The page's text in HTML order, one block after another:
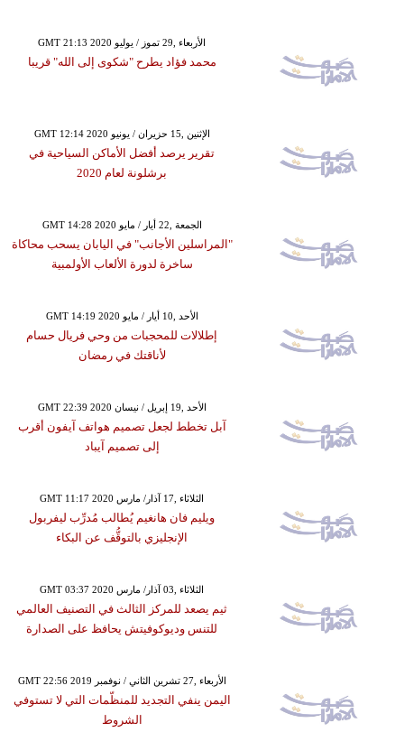
GMT 21:13 2020 الأربعاء ,29 تموز / يوليو
محمد فؤاد يطرح "شكوى إلى الله" قريبا
GMT 12:14 2020 الإثنين ,15 حزيران / يونيو
تقرير يرصد أفضل الأماكن السياحية في
برشلونة لعام 2020
GMT 14:28 2020 الجمعة ,22 أيار / مايو
"المراسلين الأجانب" في اليابان يسحب محاكاة
ساخرة لدورة الألعاب الأولمبية
GMT 14:19 2020 الأحد ,10 أيار / مايو
إطلالات للمحجبات من وحي فريال حسام
لأناقتك في رمضان
GMT 22:39 2020 الأحد ,19 إبريل / نيسان
آبل تخطط لجعل تصميم هواتف آيفون أقرب
إلى تصميم آيباد
GMT 11:17 2020 الثلاثاء ,17 آذار/ مارس
ويليم فان هانغيم يُطالب مُدرِّب ليفربول
الإنجليزي بالتوقُّف عن البكاء
GMT 03:37 2020 الثلاثاء ,03 آذار/ مارس
ثيم يصعد للمركز الثالث في التصنيف العالمي
للتنس وديوكوفيتش يحافظ على الصدارة
GMT 22:56 2019 الأربعاء ,27 تشرين الثاني / نوفمبر
اليمن ينفي التجديد للمنظّمات التي لا تستوفي
الشروط